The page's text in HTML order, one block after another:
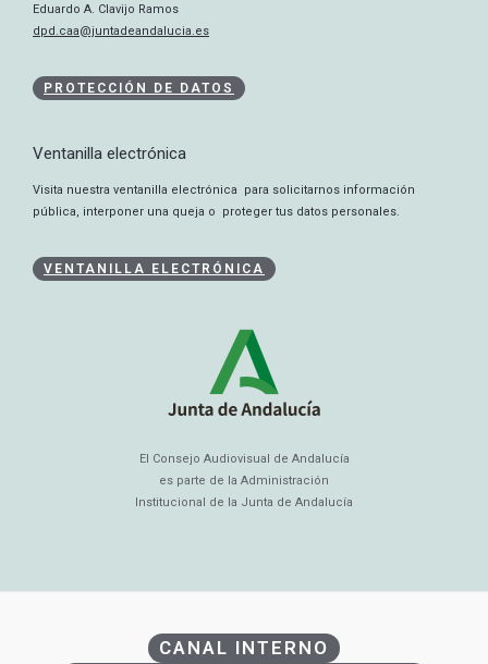
Eduardo A. Clavijo Ramos
dpd.caa@juntadeandalucia.es
PROTECCIÓN DE DATOS
Ventanilla electrónica
Visita nuestra ventanilla electrónica para solicitarnos información
pública, interponer una queja o proteger tus datos personales.
VENTANILLA ELECTRÓNICA
El Consejo Audiovisual de Andalucía
es parte de la Administración
Institucional de la Junta de Andalucía
CANAL INTERNO